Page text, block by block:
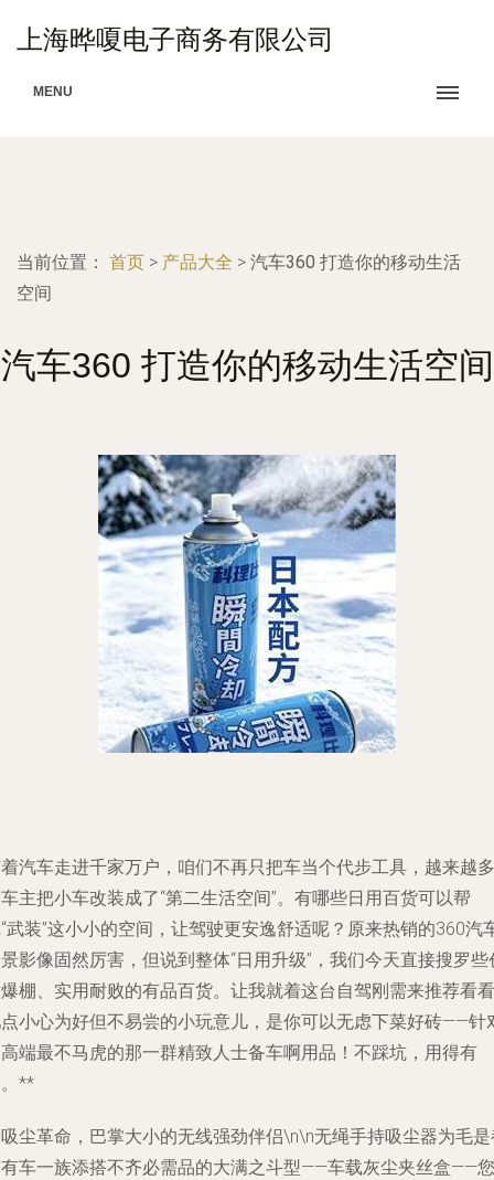
上海晔嗄电子商务有限公司
MENU
当前位置： 首页 > 产品大全 > 汽车360 打造你的移动生活
空间
汽车360 打造你的移动生活空间
汽车走进千家万户，咱们不再只把车当个代步工具，越来越多
主把小车改装成了“第二生活空间”。有哪些日用百货可以帮
武装”这小小的空间，让驾驶更安逸舒适呢？原来热销的360汽
影像固然厉害，但说到整体“日用升级”，我们今天直接搜罗些
棚、实用耐败的有品百货。让我就着这台自驾刚需来推荐看看
小心为好但不易尝的小玩意儿，是你可以无虑下菜好砖——针
端最不马虎的那一群精致人士备车啊用品！不踩坑，用得有
**
尘革命，巴掌大小的无线强劲伴侣\n\n无绳手持吸尘器为毛
车一族添搭不齐必需品的大满之斗型——车载灰尘夹丝盒——您